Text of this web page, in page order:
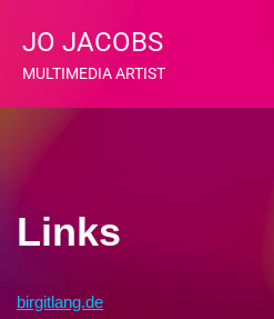
springen
JO JACOBS
MULTIMEDIA ARTIST
Links
birgitlang.de